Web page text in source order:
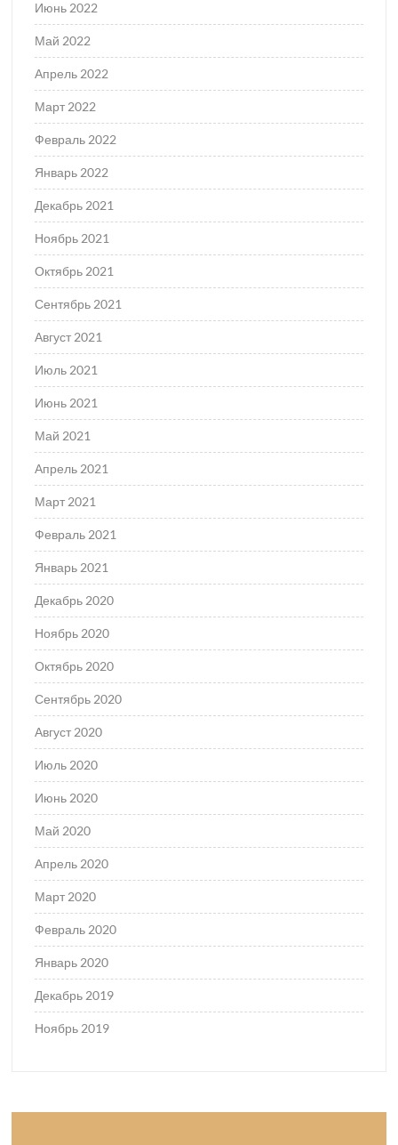
Июнь 2022
Май 2022
Апрель 2022
Март 2022
Февраль 2022
Январь 2022
Декабрь 2021
Ноябрь 2021
Октябрь 2021
Сентябрь 2021
Август 2021
Июль 2021
Июнь 2021
Май 2021
Апрель 2021
Март 2021
Февраль 2021
Январь 2021
Декабрь 2020
Ноябрь 2020
Октябрь 2020
Сентябрь 2020
Август 2020
Июль 2020
Июнь 2020
Май 2020
Апрель 2020
Март 2020
Февраль 2020
Январь 2020
Декабрь 2019
Ноябрь 2019